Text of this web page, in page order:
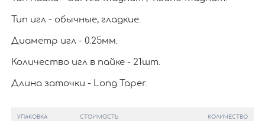
Тип игл - обычные, гладкие.
Диаметр игл - 0.25мм.
Количество игл в пайке - 21шт.
Длина заточки - Long Taper.
УПАКОВКА СТОИМОСТЬ КОЛИЧЕСТВО